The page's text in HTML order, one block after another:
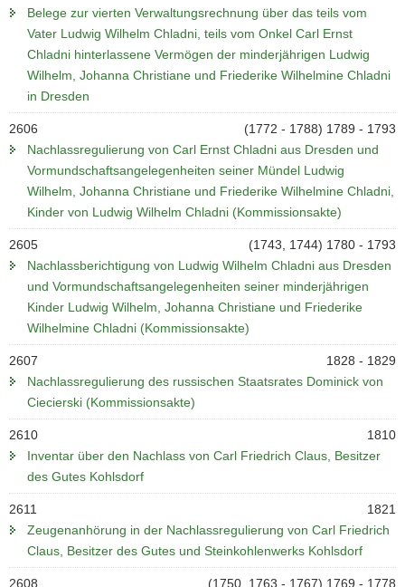
Belege zur vierten Verwaltungsrechnung über das teils vom
Vater Ludwig Wilhelm Chladni, teils vom Onkel Carl Ernst
Chladni hinterlassene Vermögen der minderjährigen Ludwig
Wilhelm, Johanna Christiane und Friederike Wilhelmine Chladni
in Dresden
2606
(1772 - 1788) 1789 - 1793
Nachlassregulierung von Carl Ernst Chladni aus Dresden und
Vormundschaftsangelegenheiten seiner Mündel Ludwig
Wilhelm, Johanna Christiane und Friederike Wilhelmine Chladni,
Kinder von Ludwig Wilhelm Chladni (Kommissionsakte)
2605
(1743, 1744) 1780 - 1793
Nachlassberichtigung von Ludwig Wilhelm Chladni aus Dresden
und Vormundschaftsangelegenheiten seiner minderjährigen
Kinder Ludwig Wilhelm, Johanna Christiane und Friederike
Wilhelmine Chladni (Kommissionsakte)
2607
1828 - 1829
Nachlassregulierung des russischen Staatsrates Dominick von
Ciecierski (Kommissionsakte)
2610
1810
Inventar über den Nachlass von Carl Friedrich Claus, Besitzer
des Gutes Kohlsdorf
2611
1821
Zeugenanhörung in der Nachlassregulierung von Carl Friedrich
Claus, Besitzer des Gutes und Steinkohlenwerks Kohlsdorf
2608 (1750, 1763 - 1767) 1769 - 1778